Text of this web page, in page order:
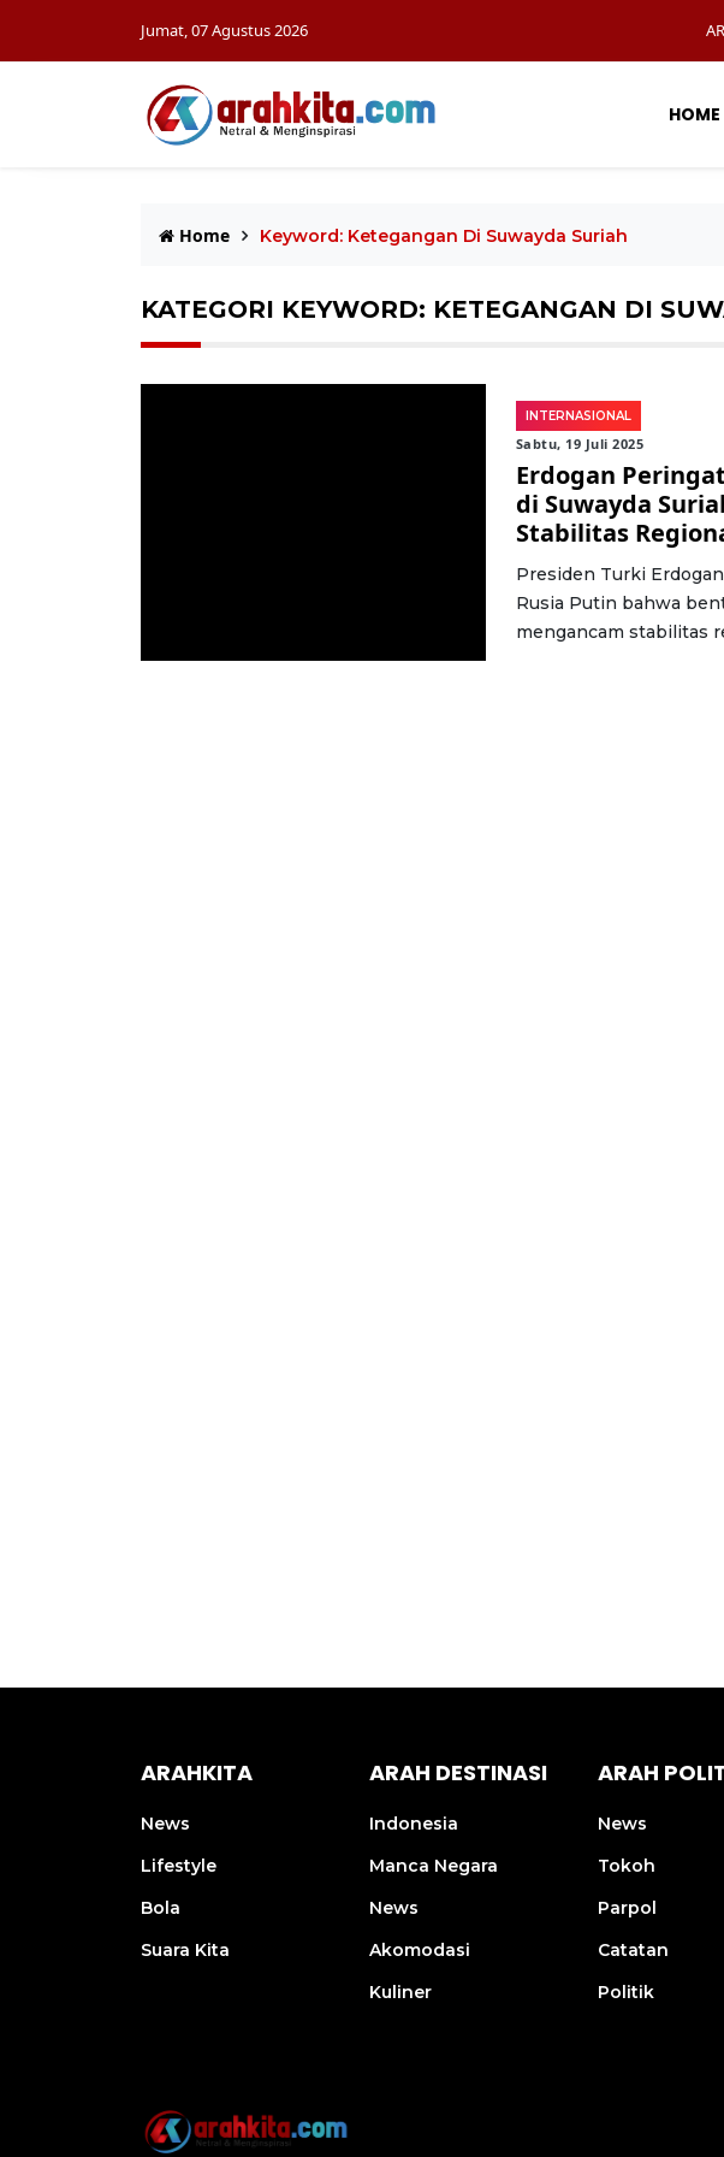
Jumat, 07 Agustus 2026
HOME
Home Keyword: Ketegangan Di Suwayda Suriah
KATEGORI KEYWORD: KETEGANGAN DI
INTERNASIONAL
Sabtu, 19 Juli 2025
Erdogan
di Suwayda
Stabilitas
Presiden Turki
Rusia Putin bahwa
mengancam stabilitas
ARAHKITA
News
Lifestyle
Bola
Suara Kita
ARAH DESTINASI
Indonesia
Manca Negara
News
Akomodasi
Kuliner
ARAH
News
Tokoh
Parpol
Catatan
Politik